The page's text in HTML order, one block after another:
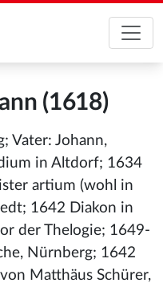
(1618)
Vater: Johann,
in Altdorf; 1634
artium (wohl in
1642 Diakon in
der Thelogie; 1649-
Nürnberg; 1642
Matthäus Schürer,